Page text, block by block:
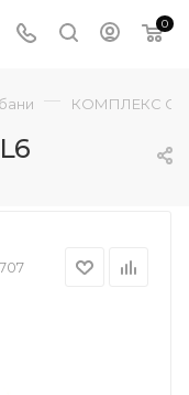
0
— КОМПЛЕКС